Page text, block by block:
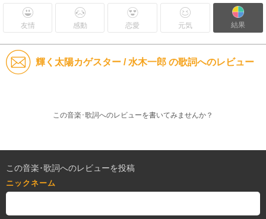
友情 感動 恋愛 元気 結果
輝く太陽カゲスター / 水木一郎 の歌詞へのレビュー
この音楽･歌詞へのレビューを書いてみませんか？
この音楽･歌詞へのレビューを投稿
ニックネーム